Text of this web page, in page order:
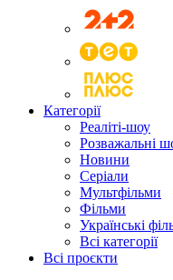
Категорії
Реаліті-шоу
Розважальні
Новини
Серіали
Мультфільми
Фільми
Українські
Всі категорії
Всі проєкти